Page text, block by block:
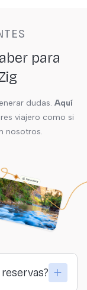
para
dudas. Aquí
viajero como si
nosotros.